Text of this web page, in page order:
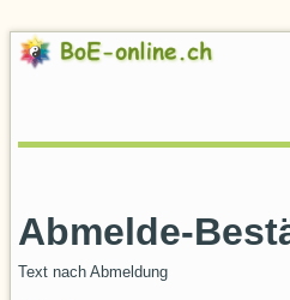
Direkt
Abmelde-
Text nach Abmeldung